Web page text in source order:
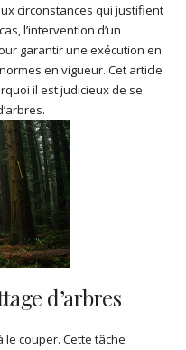
circonstances qui justifient
l’intervention d’un
garantir une exécution en
en vigueur. Cet article
il est judicieux de se
d’arbres
le couper. Cette tâche